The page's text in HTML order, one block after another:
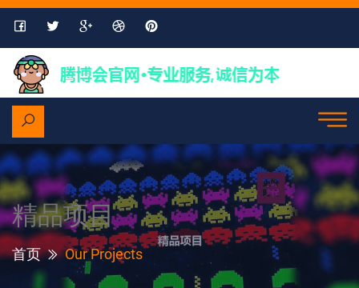
精品项目
首页 Our Projects